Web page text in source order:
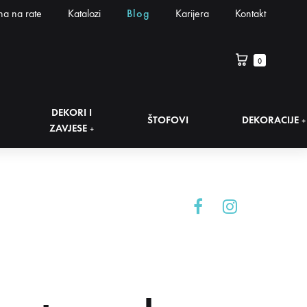
na rate Katalozi Blog Karijera Kontakt
0
DEKORI I
ZAVJESE +
ŠTOFOVI DEKORACIJE +
FacebookInstagram